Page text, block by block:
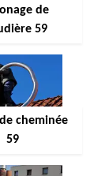
de
59
cheminée
59